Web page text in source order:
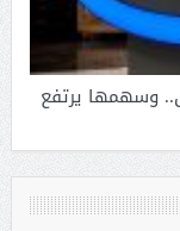
وسهمها يرتفع